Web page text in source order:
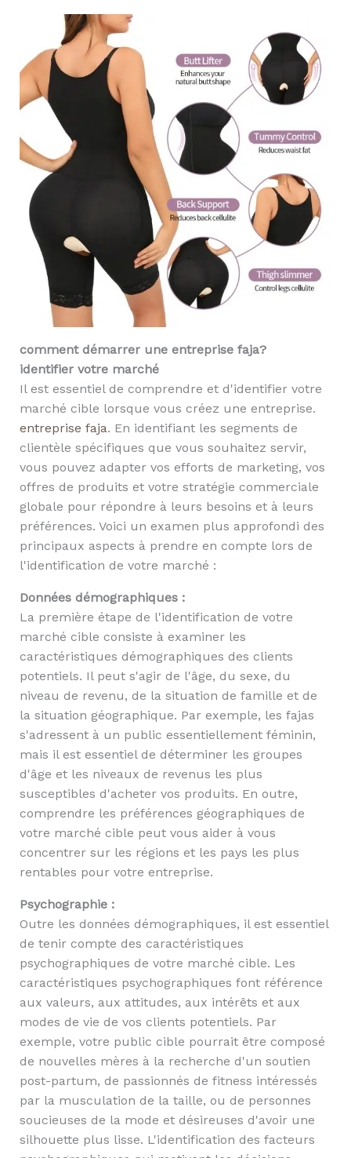
comment démarrer une entreprise faja?
identifier votre marché
Il est essentiel de comprendre et d'identifier votre
marché cible lorsque vous créez une entreprise.
entreprise faja. En identifiant les segments de
clientèle spécifiques que vous souhaitez servir,
vous pouvez adapter vos efforts de marketing, vos
offres de produits et votre stratégie commerciale
globale pour répondre à leurs besoins et à leurs
préférences. Voici un examen plus approfondi des
principaux aspects à prendre en compte lors de
l'identification de votre marché :
Données démographiques :
La première étape de l'identification de votre
marché cible consiste à examiner les
caractéristiques démographiques des clients
potentiels. Il peut s'agir de l'âge, du sexe, du
niveau de revenu, de la situation de famille et de
la situation géographique. Par exemple, les fajas
s'adressent à un public essentiellement féminin,
mais il est essentiel de déterminer les groupes
d'âge et les niveaux de revenus les plus
susceptibles d'acheter vos produits. En outre,
comprendre les préférences géographiques de
votre marché cible peut vous aider à vous
concentrer sur les régions et les pays les plus
rentables pour votre entreprise.
Psychographie :
Outre les données démographiques, il est essentiel
de tenir compte des caractéristiques
psychographiques de votre marché cible. Les
caractéristiques psychographiques font référence
aux valeurs, aux attitudes, aux intérêts et aux
modes de vie de vos clients potentiels. Par
exemple, votre public cible pourrait être composé
de nouvelles mères à la recherche d'un soutien
post-partum, de passionnés de fitness intéressés
par la musculation de la taille, ou de personnes
soucieuses de la mode et désireuses d'avoir une
silhouette plus lisse. L'identification des facteurs